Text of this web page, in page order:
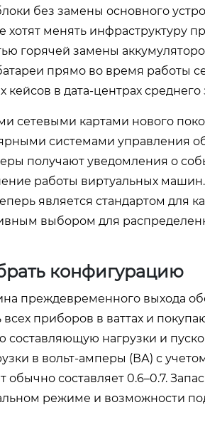
без замены основного
менять инфраструктуру
горячей замены
прямо во время работы
в дата-центрах среднего
сетевыми картами нового
системами управления
получают уведомления о
работы виртуальных
является стандартом для
выбором для
конфигурацию
преждевременного выхода
приборов в ваттах и
нагрузки и
в вольт-амперы (ВА) с
составляет 0.6–0.7.
режиме и возможности